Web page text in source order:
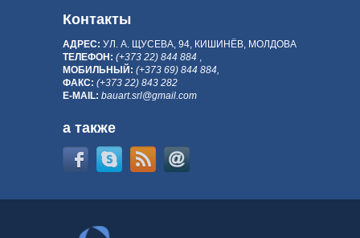
Контакты
АДРЕС: УЛ. А. ЩУСЕВА, 94, КИШИНЁВ, МОЛДОВА
ТЕЛЕФОН: (+373 22) 844 884
МОБИЛЬНЫЙ: (+373 69) 844 884,
ФАКС: (+373 22) 843 282
E-MAIL: bauart.srl@gmail.com
а также